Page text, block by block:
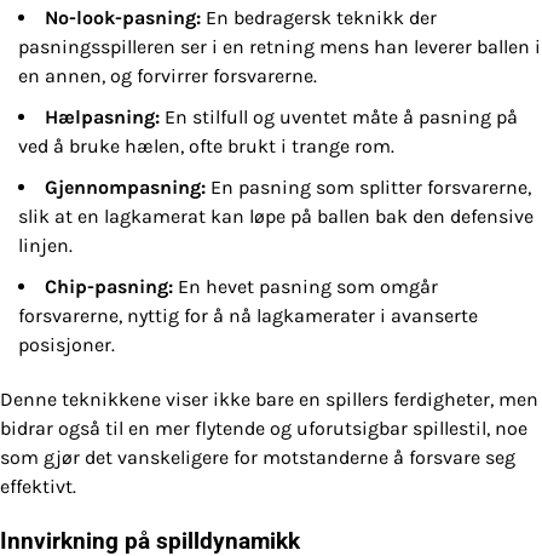
No-look-pasning: En bedragersk teknikk der
pasningsspilleren ser i en retning mens han leverer ballen i
en annen, og forvirrer forsvarerne.
Hælpasning: En stilfull og uventet måte å pasning på
ved å bruke hælen, ofte brukt i trange rom.
Gjennompasning: En pasning som splitter forsvarerne,
slik at en lagkamerat kan løpe på ballen bak den defensive
linjen.
Chip-pasning: En hevet pasning som omgår
forsvarerne, nyttig for å nå lagkamerater i avanserte
posisjoner.
Denne teknikkene viser ikke bare en spillers ferdigheter, men
bidrar også til en mer flytende og uforutsigbar spillestil, noe
som gjør det vanskeligere for motstanderne å forsvare seg
effektivt.
Innvirkning på spilldynamikk